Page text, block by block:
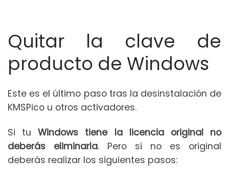
Quitar la clave de
producto de Windows
Este es el último paso tras la desinstalación de
KMSPico u otros activadores.
Si tuWindows tiene la licencia original no
deberás eliminarla. Pero si no es original
deberás realizar los siguientes pasos: